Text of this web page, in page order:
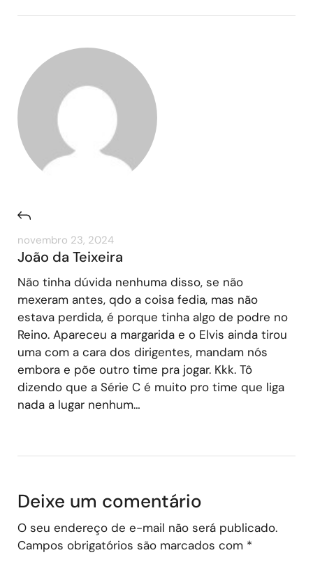
novembro 23, 2024
João da Teixeira
Não tinha dúvida nenhuma disso, se não
mexeram antes, qdo a coisa fedia, mas não
estava perdida, é porque tinha algo de podre no
Reino. Apareceu a margarida e o Elvis ainda tirou
uma com a cara dos dirigentes, mandam nós
embora e põe outro time pra jogar. Kkk. Tô
dizendo que a Série C é muito pro time que liga
nada a lugar nenhum…
Deixe um comentário
O seu endereço de e-mail não será publicado.
Campos obrigatórios são marcados com *